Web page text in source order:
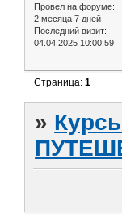
Провел на форуме:
2 месяца 7 дней
Последний визит:
04.04.2025 10:00:59
Страница:1
»